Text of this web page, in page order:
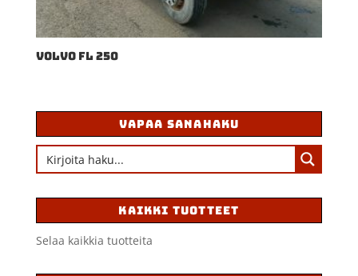
VOLVO FL 250
VAPAA SANAHAKU
KAIKKI TUOTTEET
Selaa kaikkia tuotteita